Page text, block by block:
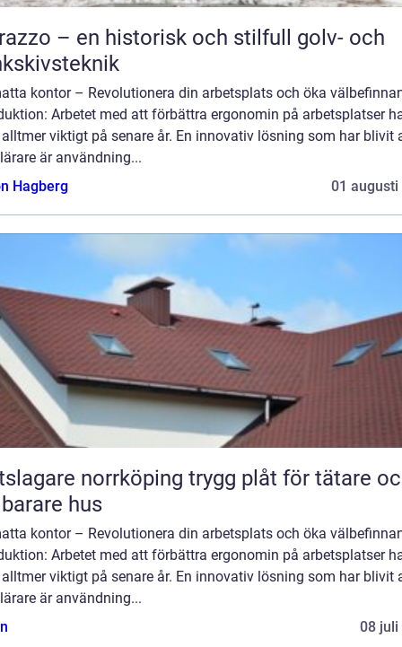
– en historisk och stilfull golv- och
kontor – Revolutionera din arbetsplats och öka
Arbetet med att förbättra ergonomin på arbetsplatser
viktigt på senare år. En innovativ lösning som har blivit
är användning...
Hagberg
01 augusti
norrköping trygg plåt för tätare och
hus
kontor – Revolutionera din arbetsplats och öka
Arbetet med att förbättra ergonomin på arbetsplatser
viktigt på senare år. En innovativ lösning som har blivit
är användning...
08 juli